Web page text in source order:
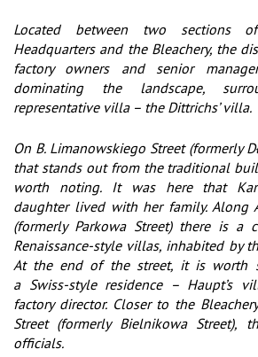
Located between two sections
Headquarters and the Bleachery, the
factory owners and senior
dominating the landscape,
representative villa – the Dittrichs’ villa.
On B. Limanowskiego Street (formerly
that stands out from the traditional
worth noting. It was here that
daughter lived with her family. Along
(formerly Parkowa Street) there is a
Renaissance-style villas, inhabited by
At the end of the street, it is worth
a Swiss-style residence – Haupt’s
factory director. Closer to the
Street (formerly Bielnikowa Street),
officials.